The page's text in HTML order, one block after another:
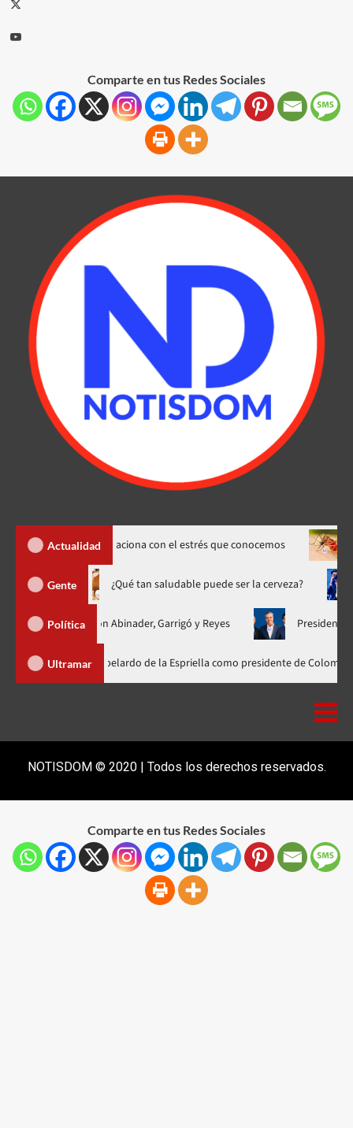
Comparte en tus Redes Sociales
Actualidad
y cómo se relaciona con el estrés que conocemos Dengue
Gente
20 de agosto ¿Qué tan saludable puede ser la cerveza?
Política
con Abinader, Garrigó y Reyes Presidente
Ultramar
participa en la investidura de Abelardo de la Espriella como presidente
NOTISDOM © 2020 | Todos los derechos reservados.
Comparte en tus Redes Sociales